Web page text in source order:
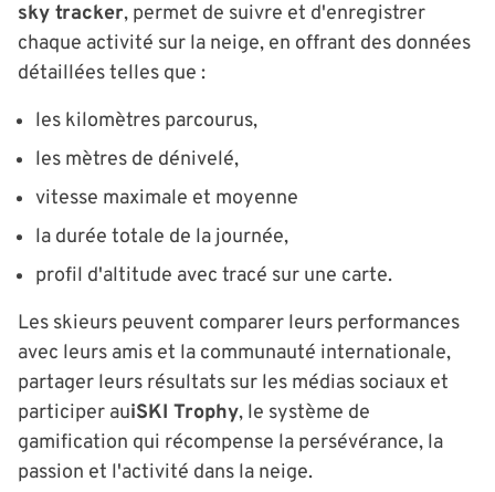
sky tracker, permet de suivre et d'enregistrer
chaque activité sur la neige, en offrant des données
détaillées telles que :
les kilomètres parcourus,
les mètres de dénivelé,
vitesse maximale et moyenne
la durée totale de la journée,
profil d'altitude avec tracé sur une carte.
Les skieurs peuvent comparer leurs performances
avec leurs amis et la communauté internationale,
partager leurs résultats sur les médias sociaux et
participer auiSKI Trophy, le système de
gamification qui récompense la persévérance, la
passion et l'activité dans la neige.